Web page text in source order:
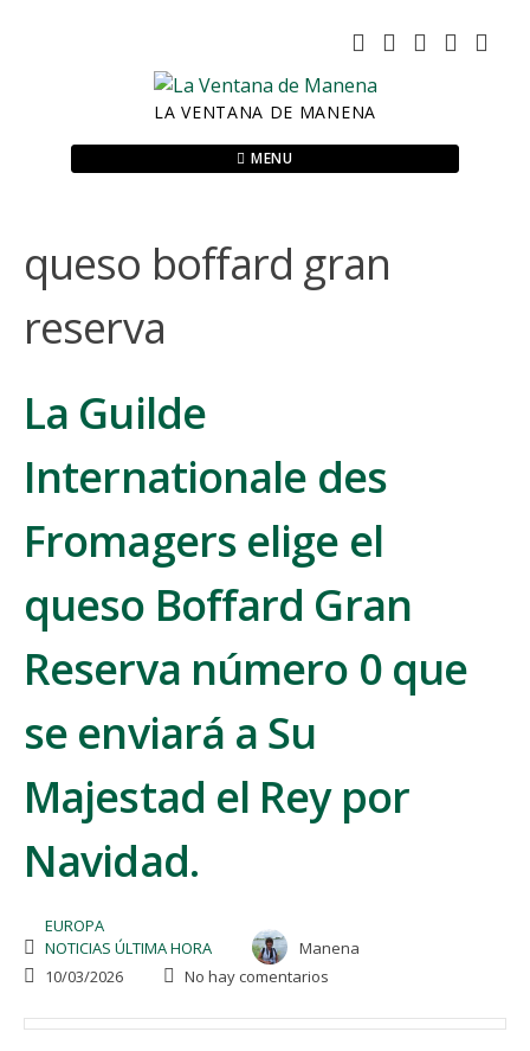
LA VENTANA DE MANENA
MENU
queso boffard gran
reserva
La Guilde
Internationale des
Fromagers elige el
queso Boffard Gran
Reserva número 0 que
se enviará a Su
Majestad el Rey por
Navidad.
EUROPA
NOTICIAS ÚLTIMA HORA
Manena
10/03/2026
No hay comentarios